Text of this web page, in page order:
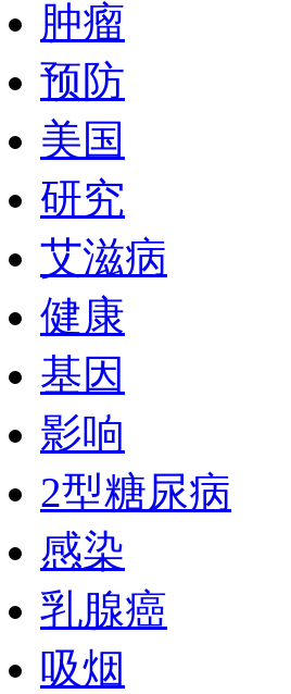
肿瘤
预防
美国
研究
艾滋病
健康
基因
影响
2型糖尿病
感染
乳腺癌
吸烟